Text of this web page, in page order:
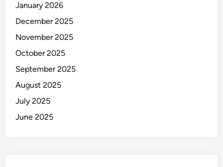
January 2026
December 2025
November 2025
October 2025
September 2025
August 2025
July 2025
June 2025